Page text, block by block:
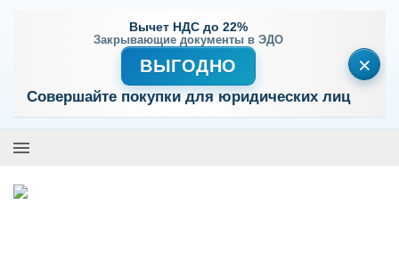
Вычет НДС до 22%
Закрывающие документы в ЭДО
ВЫГОДНО
Совершайте покупки для юридических лиц
×